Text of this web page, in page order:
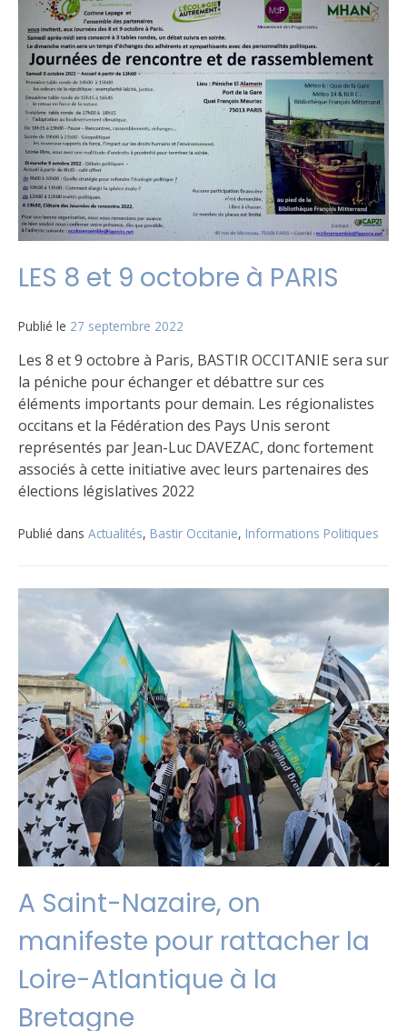
LES 8 et 9 octobre à PARIS
Publié le 27 septembre 2022
Les 8 et 9 octobre à Paris, BASTIR OCCITANIE sera sur
la péniche pour échanger et débattre sur ces
éléments importants pour demain. Les régionalistes
occitans et la Fédération des Pays Unis seront
représentés par Jean-Luc DAVEZAC, donc fortement
associés à cette initiative avec leurs partenaires des
élections législatives 2022
Publié dans Actualités, Bastir Occitanie, Informations Politiques
A Saint-Nazaire, on
manifeste pour rattacher la
Loire-Atlantique à la
Bretagne